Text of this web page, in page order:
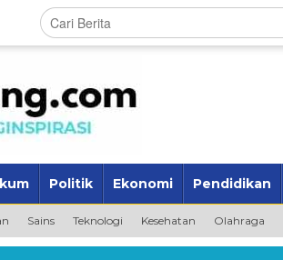
Politik Ekonomi Pendidikan
Sains Teknologi Kesehatan Olahraga